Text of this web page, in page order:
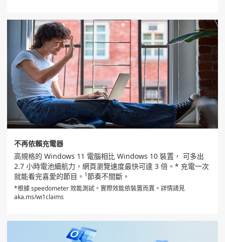
不再依賴充電器
高規格的 Windows 11 電腦相比 Windows 10 裝置， 可多出
2.7 小時電池續航力，網頁瀏覽速度最快可達 3 倍。* 充電一次
就能看完喜愛的節目。 1節奏不間斷。
*根據 speedometer 效能測試。實際效能依裝置而異。詳情請見
aka.ms/wi1claims